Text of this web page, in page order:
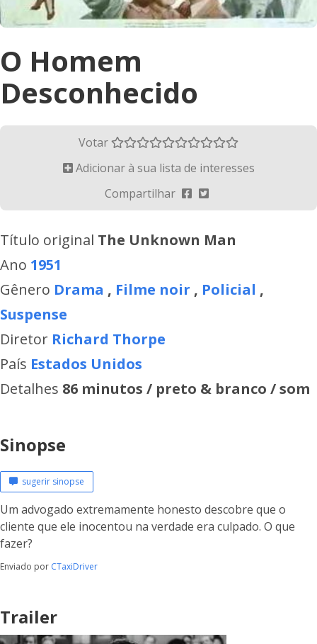
O Homem
Desconhecido
Votar
Adicionar à sua lista de interesses
Compartilhar
Título original The Unknown Man
Ano 1951
Gênero Drama , Filme noir , Policial ,
Suspense
Diretor Richard Thorpe
País Estados Unidos
Detalhes 86 minutos / preto & branco / som
Sinopse
sugerir sinopse
Um advogado extremamente honesto descobre que o
cliente que ele inocentou na verdade era culpado. O que
fazer?
Enviado por CTaxiDriver
Trailer